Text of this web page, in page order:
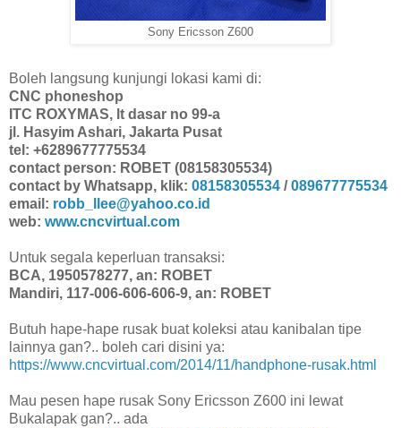
Sony Ericsson Z600
Boleh langsung kunjungi lokasi kami di:
CNC phoneshop
ITC ROXYMAS, lt dasar no 99-a
jl. Hasyim Ashari, Jakarta Pusat
tel: +6289677775534
contact person: ROBET (08158305534)
contact by Whatsapp, klik: 08158305534 /089677775534
email: robb_llee@yahoo.co.id
web: www.cncvirtual.com
Untuk segala keperluan transaksi:
BCA, 1950578277, an: ROBET
Mandiri, 117-006-606-606-9, an: ROBET
Butuh hape-hape rusak buat koleksi atau kanibalan tipe
lainnya gan?.. boleh cari disini ya:
https://www.cncvirtual.com/2014/11/handphone-rusak.html
Mau pesen hape rusak Sony Ericsson Z600 ini lewat
Bukalapak gan?.. ada